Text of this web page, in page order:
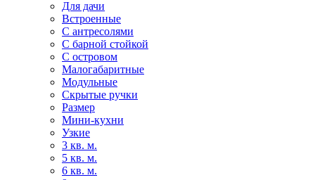
Для дачи
Встроенные
С антресолями
С барной стойкой
С островом
Малогабаритные
Модульные
Скрытые ручки
Размер
Мини-кухни
Узкие
3 кв. м.
5 кв. м.
6 кв. м.